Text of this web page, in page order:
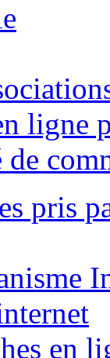
ligne
pris
en